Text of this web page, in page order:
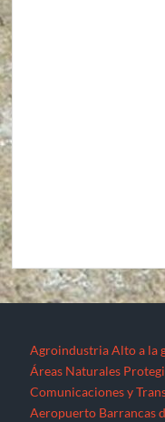
Agroindustria Alto a la
Áreas Naturales
Comunicaciones y
Aeropuerto Barrancas